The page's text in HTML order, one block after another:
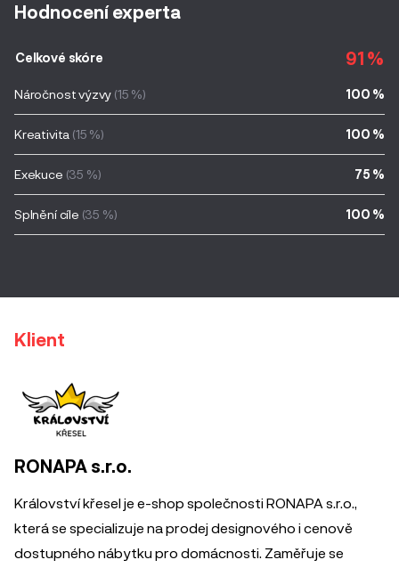
Hodnocení experta
Celkové skóre 91 %
Náročnost výzvy (15 %) 100 %
Kreativita (15 %) 100 %
Exekuce (35 %) 75 %
Splnění cíle (35 %) 100 %
Klient
RONAPA s.r.o.
Království křesel je e-shop společnosti RONAPA s.r.o.,
která se specializuje na prodej designového i cenově
dostupného nábytku pro domácnosti. Zaměřuje se